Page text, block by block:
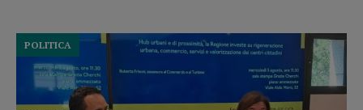
POLITICA